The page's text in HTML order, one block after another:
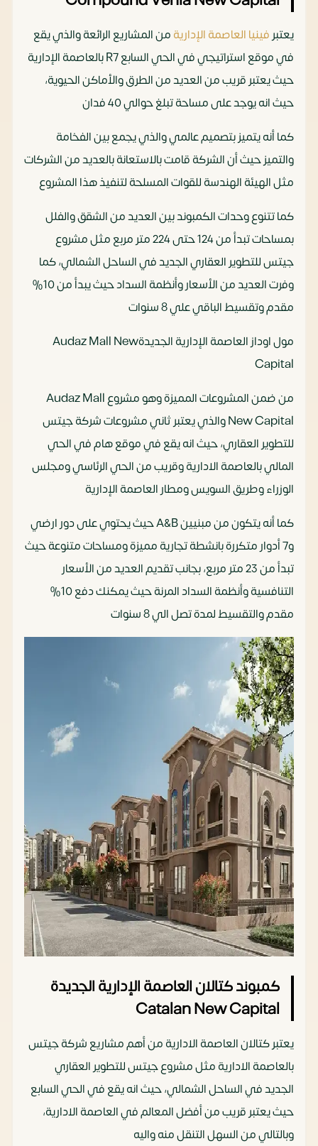
يعتبرفينيا العاصمة الإداريةمن المشاريع الرائعة والذي يقع
في موقع استراتيجي في الحي السابع R7 بالعاصمة الإدارية
حيث يعتبر قريب من العديد من الطرق والأماكن الحيوية،
حيث انه يوجد على مساحة تبلغ حوالي 40 فدان
كما أنه يتميز بتصميم عالمي والذي يجمع بين الفخامة
والتميز حيث أن الشركة قامت بالاستعانة بالعديد من الشركات
مثل الهيئة الهندسة للقوات المسلحة لتنفيذ هذا المشروع
كما تتنوع وحدات الكمبوند بين العديد من الشقق والفلل
بمساحات تبدأ من 124 حتى 224 متر مربع مثل مشروع
جيتس للتطوير العقاري الجديد في الساحل الشمالي، كما
وفرت العديد من الأسعار وأنظمة السداد حيث يبدأ من 10%
مقدم وتقسيط الباقي علي 8 سنوات
مول اوداز العاصمة الإدارية الجديدةAudaz Mall New
Capital
من ضمن المشروعات المميزة وهو مشروع Audaz Mall
New Capital والذي يعتبر ثاني مشروعات شركة جيتس
للتطوير العقاري، حيث انه يقع في موقع هام في الحي
المالي بالعاصمة الادارية وقريب من الحي الرئاسي ومجلس
الوزراء وطريق السويس ومطار العاصمة الإدارية
كما أنه يتكون من مبنيين A&B حيث يحتوي على دور ارضي
و7 أدوار متكررة بانشطة تجارية مميزة ومساحات متنوعة حيث
تبدأ من 23 متر مربع، بجانب تقديم العديد من الأسعار
التنافسية وأنظمة السداد المرنة حيث يمكنك دفع 10%
مقدم والتقسيط لمدة تصل الي 8 سنوات
كمبوند كتالان العاصمة الإدارية الجديدة
Catalan New Capital
يعتبر كتالان العاصمة الادارية من أهم مشاريع شركة جيتس
بالعاصمة الادارية مثل مشروع جيتس للتطوير العقاري
الجديد في الساحل الشمالي، حيث انه يقع في الحي السابع
حيث يعتبر قريب من أفضل المعالم في العاصمة الادارية،
وبالتالي من السهل التنقل منه واليه